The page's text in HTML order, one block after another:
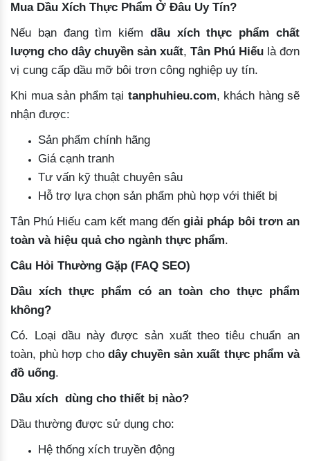
Mua Dầu Xích Thực Phẩm Ở Đâu Uy Tín?
Nếu bạn đang tìm kiếm dầu xích thực phẩm chất
lượng cho dây chuyền sản xuất, Tân Phú Hiếu là đơn
vị cung cấp dầu mỡ bôi trơn công nghiệp uy tín.
Khi mua sản phẩm tại tanphuhieu.com, khách hàng sẽ
nhận được:
Sản phẩm chính hãng
Giá cạnh tranh
Tư vấn kỹ thuật chuyên sâu
Hỗ trợ lựa chọn sản phẩm phù hợp với thiết bị
Tân Phú Hiếu cam kết mang đếngiải pháp bôi trơn an
toàn và hiệu quả cho ngành thực phẩm.
Câu Hỏi Thường Gặp (FAQ SEO)
Dầu xích thực phẩm có an toàn cho thực phẩm
không?
Có. Loại dầu này được sản xuất theo tiêu chuẩn an
toàn, phù hợp cho dây chuyền sản xuất thực phẩm và
đồ uống.
Dầu xích dùng cho thiết bị nào?
Dầu thường được sử dụng cho:
Hệ thống xích truyền động